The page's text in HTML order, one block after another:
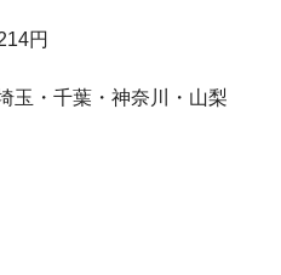
円
玉・千葉・神奈川・山梨